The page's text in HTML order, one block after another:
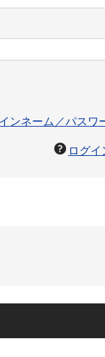
ンネーム／パスワ
ログ